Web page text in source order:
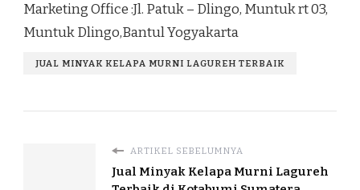
Marketing Office :Jl. Patuk – Dlingo, Muntuk rt 03,
Muntuk Dlingo,Bantul Yogyakarta
JUAL MINYAK KELAPA MURNI LAGUREH TERBAIK
ARTIKEL SEBELUMNYA
Jual Minyak Kelapa Murni Lagureh